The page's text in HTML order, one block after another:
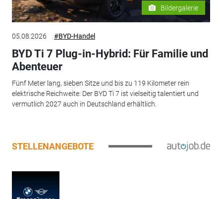
Bildergalerie
05.08.2026 #BYD-Handel
BYD Ti 7 Plug-in-Hybrid: Für Familie und
Abenteuer
Fünf Meter lang, sieben Sitze und bis zu 119 Kilometer rein
elektrische Reichweite: Der BYD Ti 7 ist vielseitig talentiert und
vermutlich 2027 auch in Deutschland erhältlich.
STELLENANGEBOTE